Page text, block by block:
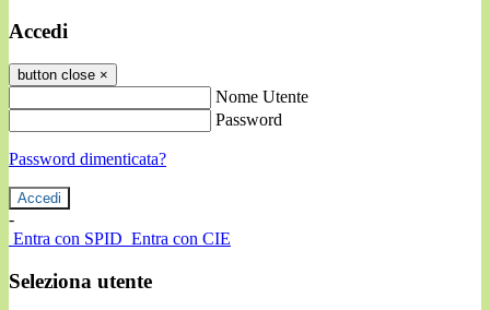
Accedi
button close ×
Nome Utente
Password
Password dimenticata?
-
Entra con SPID Entra con CIE
Seleziona utente